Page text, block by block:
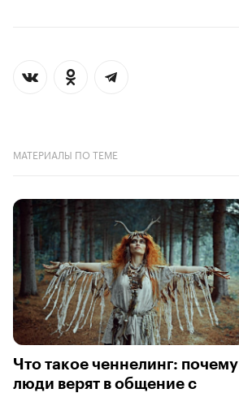
МАТЕРИАЛЫ ПО ТЕМЕ
Что такое ченнелинг: почему
люди верят в общение с